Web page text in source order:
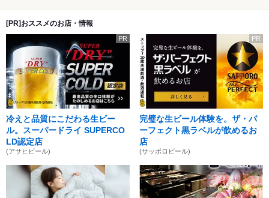
[PR]おススメのお店・情報
PR
冷えと品質にこだわる生ビー
ル。スーパードライ SUPERCO
LD認定店
(アサヒビール)
PR
完璧な生ビール体験を。ザ・パ
ーフェクト黒ラベルが飲めるお
店
(サッポロビール)